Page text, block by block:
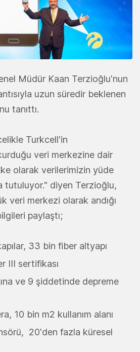
Müdür Kaan Terzioğlu'nun
uzun süredir beklenen
tanıttı.
Turkcell'in
veri merkezine dair
olarak verilerimizin yüde
tutuluyor." diyen Terzioğlu,
veri merkezi olarak andığı
paylaştı;
33 bin fiber altyapı
III sertifikası
ve 9 şiddetinde depreme
10 bin m2 kullanım alanı
20'den fazla küresel